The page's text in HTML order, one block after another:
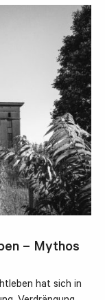
– Mythos
hat sich in